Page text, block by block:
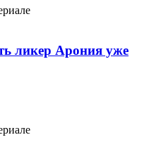
ликep Арония уже